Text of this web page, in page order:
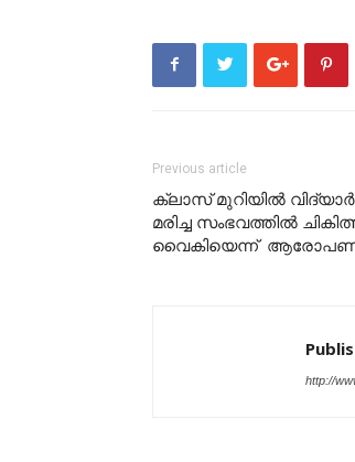
Previous article
ക്ലാസ് മുറിയില്‍
മരിച്ച സംഭവത്തില്‍
വൈകിയെന്ന്
http://